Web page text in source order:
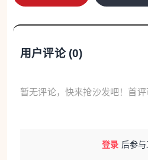
用户评论 (0)
暂无评论，快来抢沙发吧！首评
登录 后参